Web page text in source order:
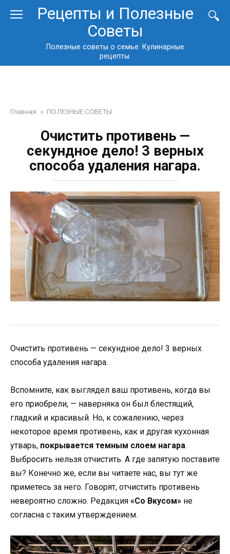
Рецепты и Полезные
Советы
Полезные советы о семье. Кулинарные
рецепты.
Главная » ПОЛЕЗНЫЕ СОВЕТЫ
Очистить противень —
секундное дело! 3 верных
способа удаления нагара.
Очистить противень — секундное дело! 3 верных
способа удаления нагара.
Вспомните, как выглядел ваш противень, когда вы
его приобрели, — наверняка он был блестящий,
гладкий и красивый. Но, к сожалению, через
некоторое время противень, как и другая кухонная
утварь, покрывается темным слоем нагара.
Выбросить нельзя отчистить. А где запятую поставите
вы? Конечно же, если вы читаете нас, вы тут же
приметесь за него. Говорят, отчистить противень
невероятно сложно. Редакция «Со Вкусом» не
согласна с таким утверждением.